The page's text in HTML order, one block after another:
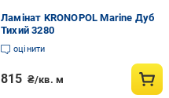
Ламінат KRONOPOL Marine Дуб
Тихий 3280
оцінити
815 ₴/кв. м